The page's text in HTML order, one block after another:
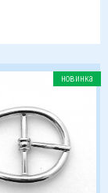
новинка